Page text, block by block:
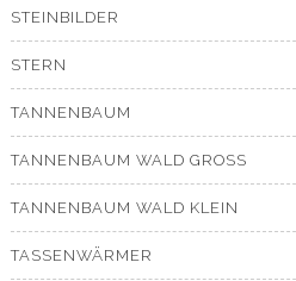
STEINBILDER
STERN
TANNENBAUM
TANNENBAUM WALD GROSS
TANNENBAUM WALD KLEIN
TASSENWÄRMER